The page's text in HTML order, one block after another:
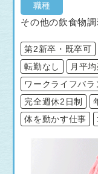
職種
その他の飲食物
第2新卒・既卒可
転勤なし
月平
ワークライフバ
完全週休2日制
体を動かす仕事